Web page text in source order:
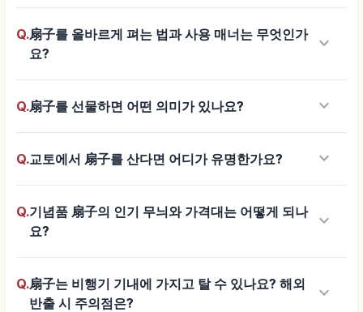
Q.扇子를 올바르게 펴는 법과 사용 매너는 무엇인가
요?
keyboard_arrow_down
Q.扇子를 선물하면 어떤 의미가 있나요? keyboard_arrow_down
Q.교토에서 扇子를 산다면 어디가 유명한가요? keyboard_arrow_down
Q.기념품 扇子의 인기 무늬와 가격대는 어떻게 되나
요?
keyboard_arrow_down
Q.扇子는 비행기 기내에 가지고 탈 수 있나요? 해외
반출 시 주의점은?
keyboard_arrow_down